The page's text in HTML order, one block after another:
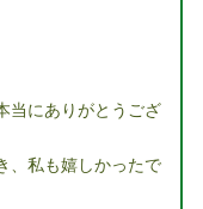
当にありがとうござ
、私も嬉しかったで